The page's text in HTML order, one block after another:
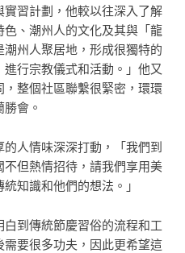
習計劃，他較以往深入了解
、潮州人的文化及其與「龍
州人聚居地，形成很獨特的
行宗教儀式和活動。」他又
整個社區聯繫很緊密，環環
會。
人情味深深打動，「我們到
但熱情招待，請我們享用美
知識和他們的想法。」
到傳統節慶習俗的流程和工
要很多功夫，因此更希望這